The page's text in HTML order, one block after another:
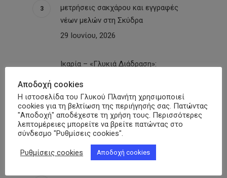
μετρήσεις σακχάρου και εγγραφές
νέων μελών στη Σκύδρα
29 Ιουνίου, 2026
Ικαρία – «Γλυκιά Διάδραση»:
επιστημονική ημερίδα για τον
Σακχαρώδη Διαβήτη υπό την αιγίδα
της ΠΟΣΣΑΣΔΙΑ
29 Ιουνίου, 2026
150 χρόνια Lilly και 32 χρόνια
Αποδοχή cookies
Η ιστοσελίδα του Γλυκού Πλανήτη χρησιμοποιεί
cookies για τη βελτίωση της περιήγησής σας. Πατώντας
"Αποδοχή" αποδέχεστε τη χρήση τους. Περισσότερες
λεπτομέρειες μπορείτε να βρείτε πατώντας στο
σύνδεσμο "Ρυθμίσεις cookies".
Ρυθμίσεις cookies Αποδοχή cookies